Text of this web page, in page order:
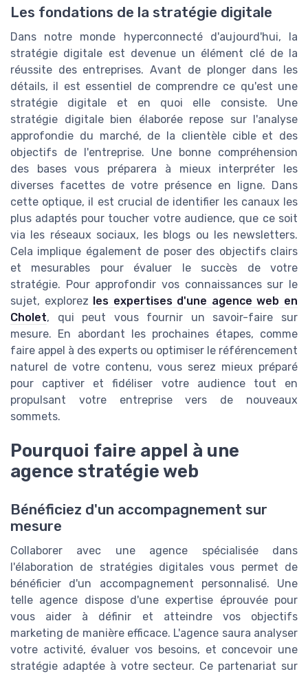
Les fondations de la stratégie digitale
Dans notre monde hyperconnecté d'aujourd'hui, la
stratégie digitale est devenue un élément clé de la
réussite des entreprises. Avant de plonger dans les
détails, il est essentiel de comprendre ce qu'est une
stratégie digitale et en quoi elle consiste. Une
stratégie digitale bien élaborée repose sur l'analyse
approfondie du marché, de la clientèle cible et des
objectifs de l'entreprise. Une bonne compréhension
des bases vous préparera à mieux interpréter les
diverses facettes de votre présence en ligne. Dans
cette optique, il est crucial de identifier les canaux les
plus adaptés pour toucher votre audience, que ce soit
via les réseaux sociaux, les blogs ou les newsletters.
Cela implique également de poser des objectifs clairs
et mesurables pour évaluer le succès de votre
stratégie. Pour approfondir vos connaissances sur le
sujet, explorez les expertises d'une agence web en
Cholet, qui peut vous fournir un savoir-faire sur
mesure. En abordant les prochaines étapes, comme
faire appel à des experts ou optimiser le référencement
naturel de votre contenu, vous serez mieux préparé
pour captiver et fidéliser votre audience tout en
propulsant votre entreprise vers de nouveaux
sommets.
Pourquoi faire appel à une
agence stratégie web
Bénéficiez d'un accompagnement sur
mesure
Collaborer avec une agence spécialisée dans
l'élaboration de stratégies digitales vous permet de
bénéficier d'un accompagnement personnalisé. Une
telle agence dispose d'une expertise éprouvée pour
vous aider à définir et atteindre vos objectifs
marketing de manière efficace. L'agence saura analyser
votre activité, évaluer vos besoins, et concevoir une
stratégie adaptée à votre secteur. Ce partenariat sur